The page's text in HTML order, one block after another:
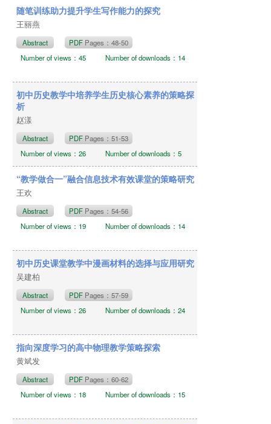
随笔训练助力提升学生写作能力的探究
王丽燕
Abstract PDF Pages：48-50
Number of views：45
Number of downloads：14
初中历史教学中培养学生历史核心素养的策略探
析
赵漾
Abstract PDF Pages：51-53
Number of views：26
Number of downloads：5
“教学做合一”融合信息技术有效课堂的策略研究
王欢
Abstract PDF Pages：54-56
Number of views：19
Number of downloads：14
初中历史课堂教学中漫画材料的选择与应用研究
吴建柏
Abstract PDF Pages：57-59
Number of views：26
Number of downloads：24
指向深度学习的高中物理教学策略探索
黄斌发
Abstract PDF Pages：60-62
Number of views：18
Number of downloads：15